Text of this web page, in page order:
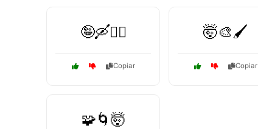
🤪🛶🚣‍♂️
Copiar
🤯🎨🖌️
Copiar
🧩🌀🤯